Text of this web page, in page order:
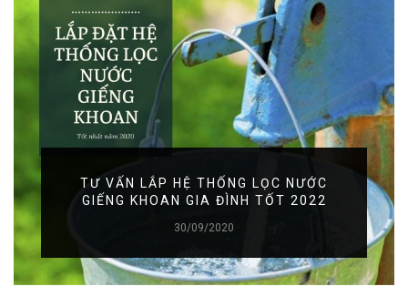
TƯ VẤN LẮP HỆ THỐNG LỌC NƯỚC
GIẾNG KHOAN GIA ĐÌNH TỐT 2022
30/09/2020